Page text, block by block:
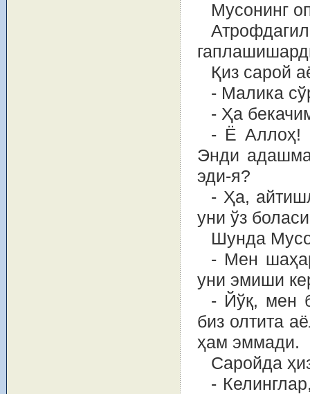
Мусонинг
Қиз сарой
- Малика
- Ҳа
- Ё Аллоҳ!
Энди
эди-я?
- Ҳа,
уни ўз
Шунда
- Мен
уни эмиши
- Йўқ, мен
биз олтита
ҳам эммади.
Саройда
-